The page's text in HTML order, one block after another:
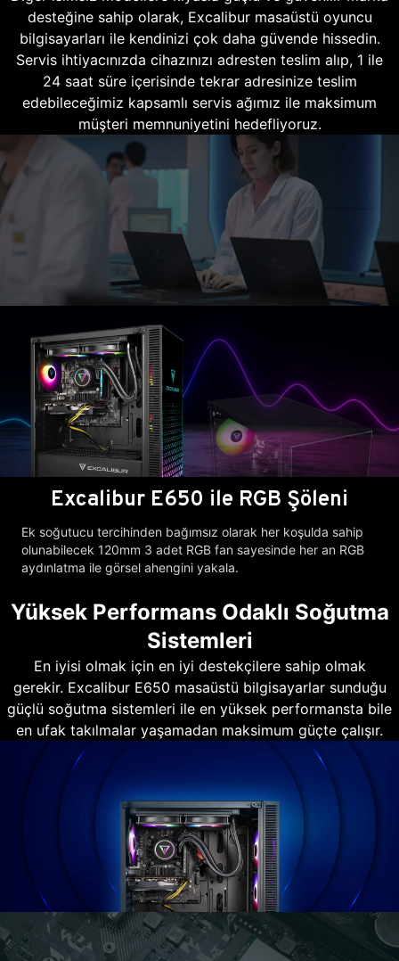
desteğine sahip olarak, Excalibur masaüstü oyuncu
bilgisayarları ile kendinizi çok daha güvende hissedin.
Servis ihtiyacınızda cihazınızı adresten teslim alıp, 1 ile
24 saat süre içerisinde tekrar adresinize teslim
edebileceğimiz kapsamlı servis ağımız ile maksimum
müşteri memnuniyetini hedefliyoruz.
Excalibur E650 ile RGB Şöleni
Ek soğutucu tercihinden bağımsız olarak her koşulda sahip
olunabilecek 120mm 3 adet RGB fan sayesinde her an RGB
aydınlatma ile görsel ahengini yakala.
Yüksek Performans Odaklı Soğutma
Sistemleri
En iyisi olmak için en iyi destekçilere sahip olmak
gerekir. Excalibur E650 masaüstü bilgisayarlar sunduğu
güçlü soğutma sistemleri ile en yüksek performansta bile
en ufak takılmalar yaşamadan maksimum güçte çalışır.